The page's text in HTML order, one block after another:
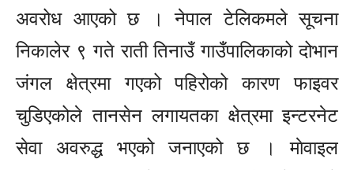
अवरोध आएको छ । नेपाल टेलिकमले सूचना
निकालेर ९ गते राती तिनाउँ गाउँपालिकाको दोभान
जंगल क्षेत्रमा गएको पहिरोको कारण फाइवर
चुडिएकोले तानसेन लगायतका क्षेत्रमा इन्टरनेट
सेवा अवरुद्ध भएको जनाएको छ । माेवाइल